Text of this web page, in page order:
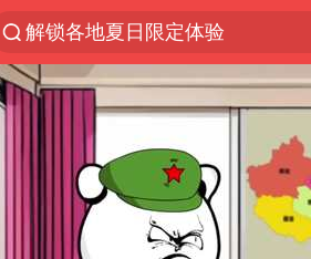
解锁各地夏日限定体验
白海豚将正面袭击贯穿浙江
男童模仿奥特曼从高处跳下致骨
名创优品一次性内裤 颜面尽失
视频丨中国东方电气集团原党
香港宏福苑火灾或由烟头引起